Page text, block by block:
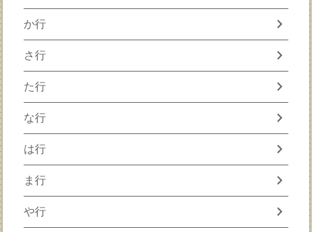
か行 chevron_right
さ行 chevron_right
た行 chevron_right
な行 chevron_right
は行 chevron_right
ま行 chevron_right
や行 chevron_right